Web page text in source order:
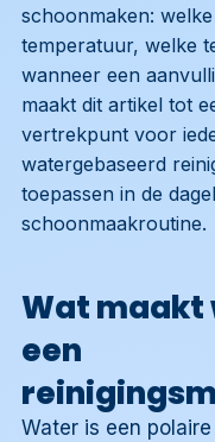
schoonmaken:
temperatuur, welke
wanneer een
maakt dit artikel tot
vertrekpunt voor
watergebaseerd
toepassen in de
schoonmaakroutine.
Wat maakt
een
Water is een